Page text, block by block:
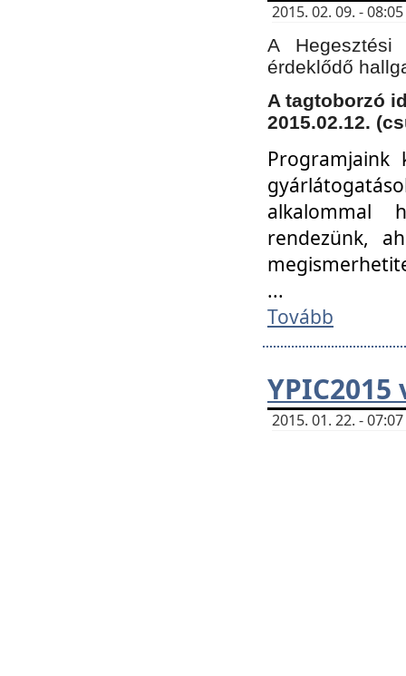
2015. 02. 09. -
A
érdeklődő
A tagtoborzó
2015.02.12.
Programjaink
alkalommal
rendezünk,
...
Tovább
YPIC2015
2015. 01. 22. -